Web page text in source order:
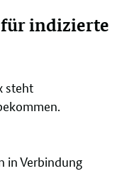
für indizierte
steht
in Verbindung